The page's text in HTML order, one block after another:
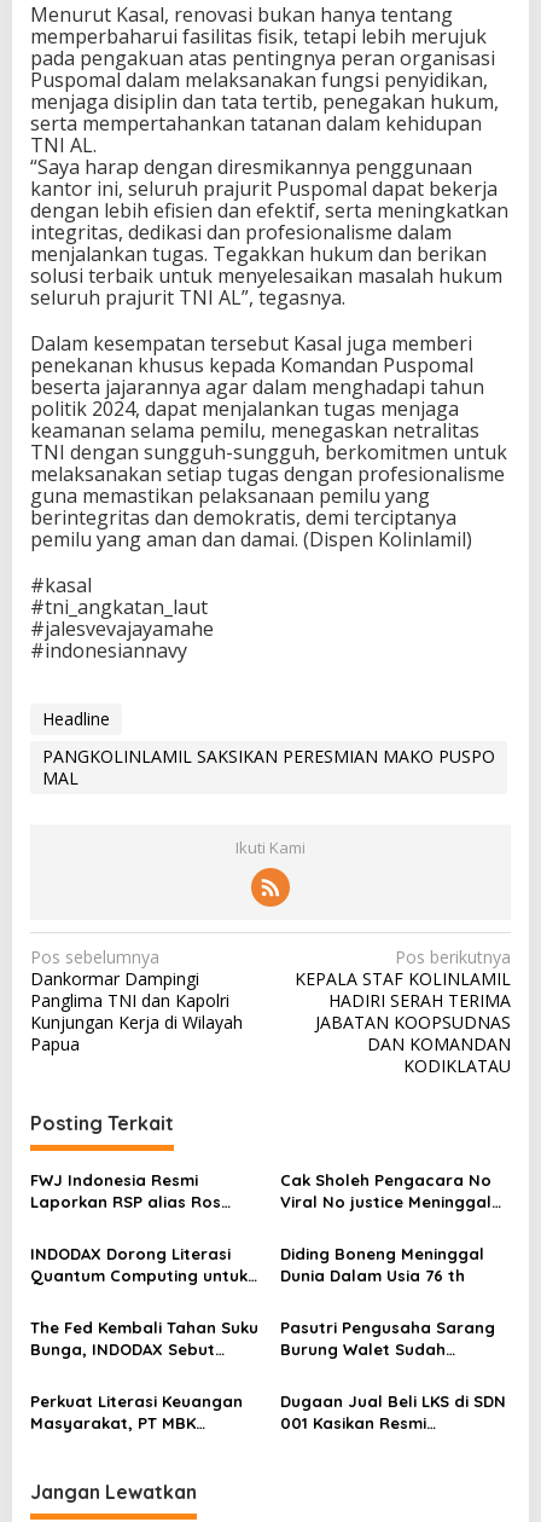
Menurut Kasal, renovasi bukan hanya tentang
memperbaharui fasilitas fisik, tetapi lebih merujuk
pada pengakuan atas pentingnya peran organisasi
Puspomal dalam melaksanakan fungsi penyidikan,
menjaga disiplin dan tata tertib, penegakan hukum,
serta mempertahankan tatanan dalam kehidupan
TNI AL.
“Saya harap dengan diresmikannya penggunaan
kantor ini, seluruh prajurit Puspomal dapat bekerja
dengan lebih efisien dan efektif, serta meningkatkan
integritas, dedikasi dan profesionalisme dalam
menjalankan tugas. Tegakkan hukum dan berikan
solusi terbaik untuk menyelesaikan masalah hukum
seluruh prajurit TNI AL”, tegasnya.
Dalam kesempatan tersebut Kasal juga memberi
penekanan khusus kepada Komandan Puspomal
beserta jajarannya agar dalam menghadapi tahun
politik 2024, dapat menjalankan tugas menjaga
keamanan selama pemilu, menegaskan netralitas
TNI dengan sungguh-sungguh, berkomitmen untuk
melaksanakan setiap tugas dengan profesionalisme
guna memastikan pelaksanaan pemilu yang
berintegritas dan demokratis, demi terciptanya
pemilu yang aman dan damai. (Dispen Kolinlamil)
#kasal
#tni_angkatan_laut
#jalesvevajayamahe
#indonesiannavy
Headline
PANGKOLINLAMIL SAKSIKAN PERESMIAN MAKO PUSPO
MAL
Ikuti Kami
N
a
v
i
a
s
i
o
s
Pos sebelumnya
Dankormar Dampingi
Panglima TNI dan Kapolri
Kunjungan Kerja di Wilayah
Papua
Pos berikutnya
KEPALA STAF KOLINLAMIL
HADIRI SERAH TERIMA
JABATAN KOOPSUDNAS
DAN KOMANDAN
KODIKLATAU
Posting Terkait
FWJ Indonesia Resmi
Laporkan RSP alias Ros
Cak Sholeh Pengacara No
Viral No justice Meninggal
INDODAX Dorong Literasi
Quantum Computing untuk
Blockchain
Diding Boneng Meninggal
Dunia Dalam Usia 76 th
The Fed Kembali Tahan Suku
Bunga, INDODAX Sebut
Sentimen Pasar
Pasutri Pengusaha Sarang
Burung Walet Sudah
Pelapor Desak Polda Jambi
Segera Lakukan Penahanan
Perkuat Literasi Keuangan
Masyarakat, PT MBK
Dugaan Jual Beli LKS di SDN
001 Kasikan Resmi
Jangan Lewatkan